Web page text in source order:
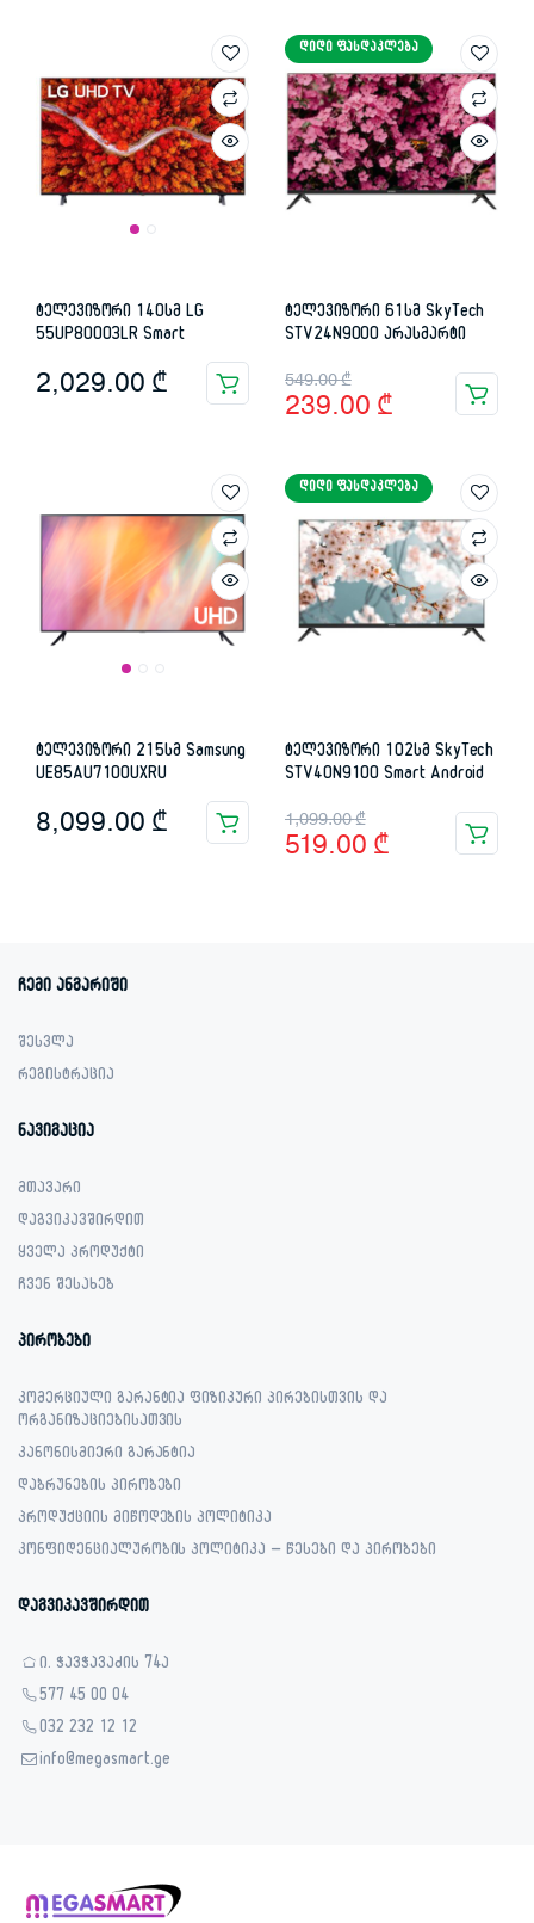
699.00 ₾.
259.00 ₾.
ტელევიზორი 140სმ LG
55UP80003LR Smart
2,029.00 ₾
ᲓᲘᲓᲘ ᲤᲐᲡᲓᲐᲙᲚᲔᲑᲐ
ტელევიზორი 61სმ SkyTech
STV24N9000 არასმარტი
549.00₾
Original
price
549.00 ₾.
239.00 ₾
Current
price
239.00 ₾.
ტელევიზორი 215სმ Samsung
UE85AU7100UXRU
8,099.00 ₾
ᲓᲘᲓᲘ ᲤᲐᲡᲓᲐᲙᲚᲔᲑᲐ
ტელევიზორი 102სმ SkyTech
STV40N9100 Smart Android
1,099.00₾
Original
price
519.00 ₾
Current
price
ჩემი ანგარიში
შესვლა
რეგისტრაცია
ნავიგაცია
მთავარი
დაგვიკავშირდით
ყველა პროდუქტი
ჩვენ შესახებ
პირობები
კომერციული გარანტია ფიზიკური პირებისთვის და
ორგანიზაციებისათვის
კანონისმიერი გარანტია
დაბრუნების პირობები
პროდუქციის მიწოდების პოლიტიკა
კონფიდენციალურობის პოლიტიკა – წესები და პირობები
დაგვიკავშირდით
ი. ჭავჭავაძის 74ა
577 45 00 04
032 232 12 12
info@megasmart.ge